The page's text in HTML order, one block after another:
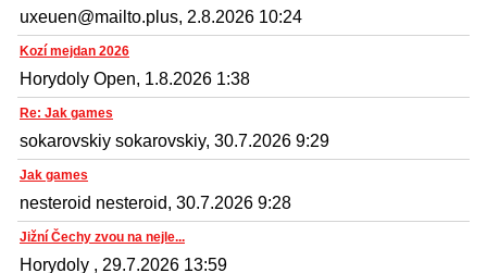
uxeuen@mailto.plus, 2.8.2026 10:24
Kozí mejdan 2026
Horydoly Open, 1.8.2026 1:38
Re: Jak games
sokarovskiy sokarovskiy, 30.7.2026 9:29
Jak games
nesteroid nesteroid, 30.7.2026 9:28
Jižní Čechy zvou na nejle...
Horydoly , 29.7.2026 13:59